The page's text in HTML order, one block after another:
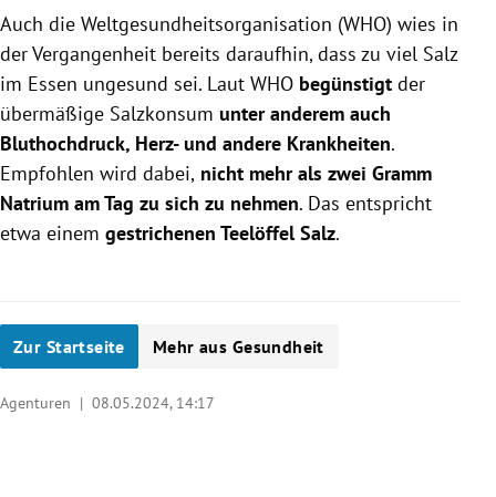
Auch die Weltgesundheitsorganisation (WHO) wies in
der Vergangenheit bereits daraufhin, dass zu viel Salz
im Essen ungesund sei. Laut WHO begünstigt der
übermäßige Salzkonsum unter anderem auch
Bluthochdruck, Herz- und andere Krankheiten.
Empfohlen wird dabei, nicht mehr als zwei Gramm
Natrium am Tag zu sich zu nehmen. Das entspricht
etwa einem gestrichenen Teelöffel Salz.
Zur Startseite Mehr aus Gesundheit
Agenturen | 08.05.2024, 14:17